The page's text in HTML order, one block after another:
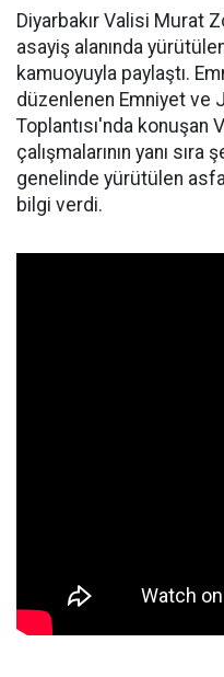
Diyarbakır Valisi Murat
asayiş alanında
kamuoyuyla paylaştı.
düzenlenen Emniyet ve
Toplantısı'nda konuşan
çalışmalarının yanı
genelinde yürütülen
bilgi verdi.